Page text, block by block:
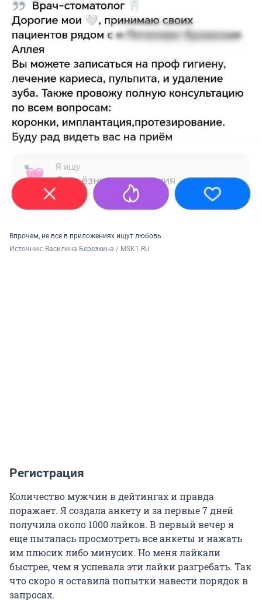
Впрочем, не все в приложениях ищут любовь
Источник: Василина Березкина / MSK1.RU
Регистрация
Количество мужчин в дейтингах и правда
поражает. Я создала анкету и за первые 7 дней
получила около 1000 лайков. В первый вечер я
еще пыталась просмотреть все анкеты и нажать
им плюсик либо минусик. Но меня лайкали
быстрее, чем я успевала эти лайки разгребать. Так
что скоро я оставила попытки навести порядок в
запросах.